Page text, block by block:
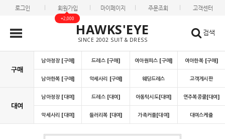
로그인 회원가입
+2,000
마이페이지 주문조회 고객센터
HAWKS'EYE
SINCE 2002 SUIT & DRESS
검색
구매
남아정장 [구매] 드레스 [구매] 여아원피스 [구매] 여아한복 [구매]
남아한복 [구매] 악세사리 [구매] 웨딩드레스 고객게시판
대여
남아정장 [대여] 드레스 [대여] 아동턱시도[대여] 연주복콩쿨[대여]
악세사리 [대여] 들러리복 [대여] 가족커플[대여] 대여스케쥴